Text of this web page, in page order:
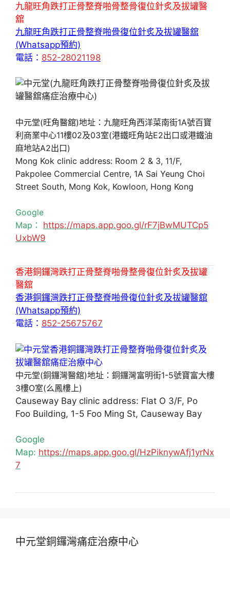
九龍旺角跌打正骨整脊啪骨整骨復位針炙及拔罐醫
舘
九龍旺角跌打正骨整脊啪骨復位針炙及拔罐醫舘
(Whatsapp預約)
電話： 852-28021198
中元堂(旺角醫舘)地址：九龍旺角西洋菜南街1A號百寶
利商業中心11樓02及03室(港鐵旺角站E2出口或港鐵油
麻地站A2出口)
Mong Kok clinic address: Room 2 & 3, 11/F,
Pakpolee Commercial Centre, 1A Sai Yeung Choi
Street South, Mong Kok, Kowloon, Hong Kong
Google
Map： https://maps.app.goo.gl/rF7jBwMUTCp5
UxbW9
香港銅鑼灣跌打正骨整脊啪骨整骨復位針炙及拔罐
醫舘
香港銅鑼灣跌打正骨整脊啪骨復位針炙及拔罐醫舘
(Whatsapp預約)
電話： 852-25675767
中元堂(銅鑼灣醫舘)地址：銅鑼灣富明街1-5號寶富大樓
3樓O室(么鳳樓上)
Causeway Bay clinic address: Flat O 3/F, Po
Foo Building, 1-5 Foo Ming St, Causeway Bay
Google
Map: https://maps.app.goo.gl/HzPiknywAfj1yrNx
7
中元堂銅鑼灣痛症治療中心